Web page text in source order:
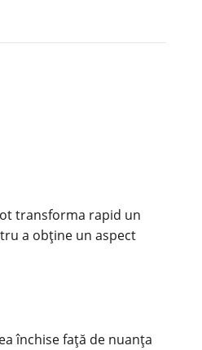
transforma rapid un
a obține un aspect
închise față de nuanța